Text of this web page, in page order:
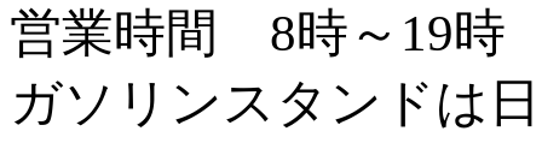
営業時間 8時～19時
ガソリンスタンドは